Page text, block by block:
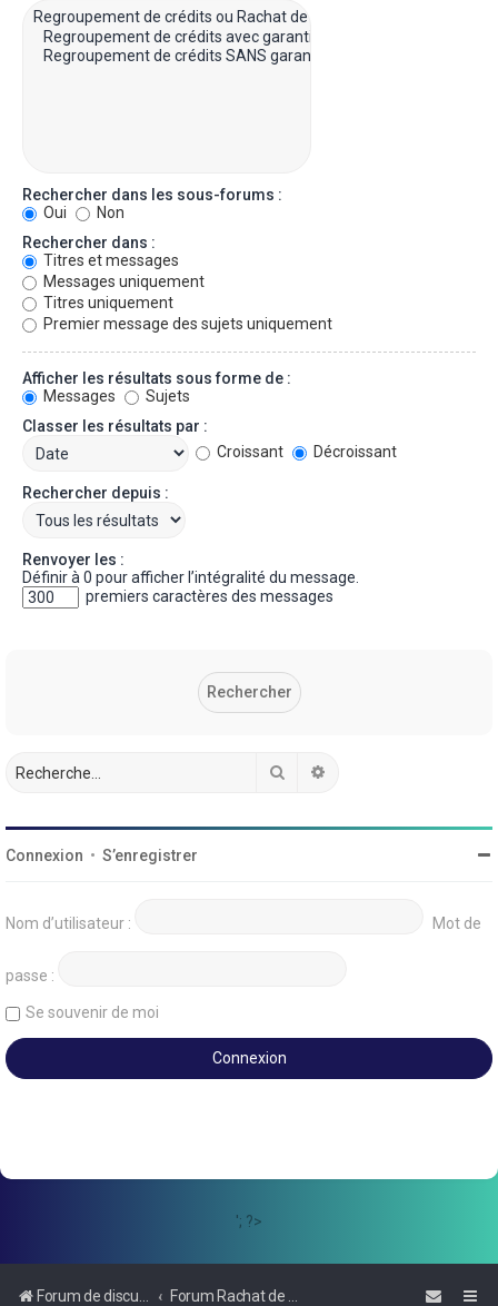
Rechercher dans les sous-forums :
Oui
Non
Rechercher dans :
Titres et messages
Messages uniquement
Titres uniquement
Premier message des sujets uniquement
Afficher les résultats sous forme de :
Messages
Sujets
Classer les résultats par :
Croissant
Décroissant
Rechercher depuis :
Renvoyer les :
Définir à 0 pour afficher l’intégralité du message.
premiers caractères des messages
Rechercher
Connexion • S’enregistrer
Nom d’utilisateur : Mot de
passe :
Se souvenir de moi
'; ?>
Forum de discussions sur le Regroupement de Crédits et le Rachat de Crédits